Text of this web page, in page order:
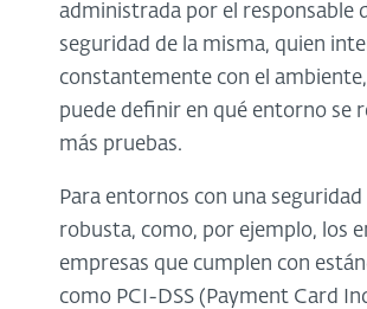
administrada por el responsable
seguridad de la misma, quien
constantemente con el
puede definir en qué entorno se
más pruebas.
Para entornos con una seguridad
robusta, como, por ejemplo, los
empresas que cumplen con
como PCI-DSS (Payment Card